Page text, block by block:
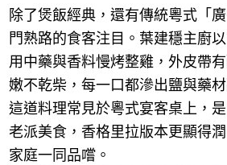
除了煲飯經典，還有傳統粵式「
門熟路的食客注目。葉建穩主廚
用中藥與香料慢烤整雞，外皮帶
嫩不乾柴，每一口都滲出鹽與藥
這道料理常見於粵式宴客桌上，
老派美食，香格里拉版本更顯得
家庭一同品嚐。